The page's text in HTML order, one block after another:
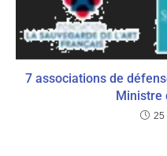
7 associations de
Ministre
25